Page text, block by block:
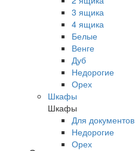
3 ящика
4 ящика
Белые
Венге
Дуб
Недорогие
Орех
Шкафы
Шкафы
Для документов
Недорогие
Орех